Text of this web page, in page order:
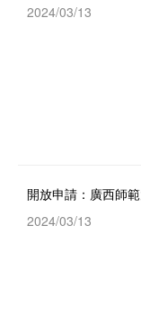
2024/03/13
開放申請：廣西師
2024/03/13